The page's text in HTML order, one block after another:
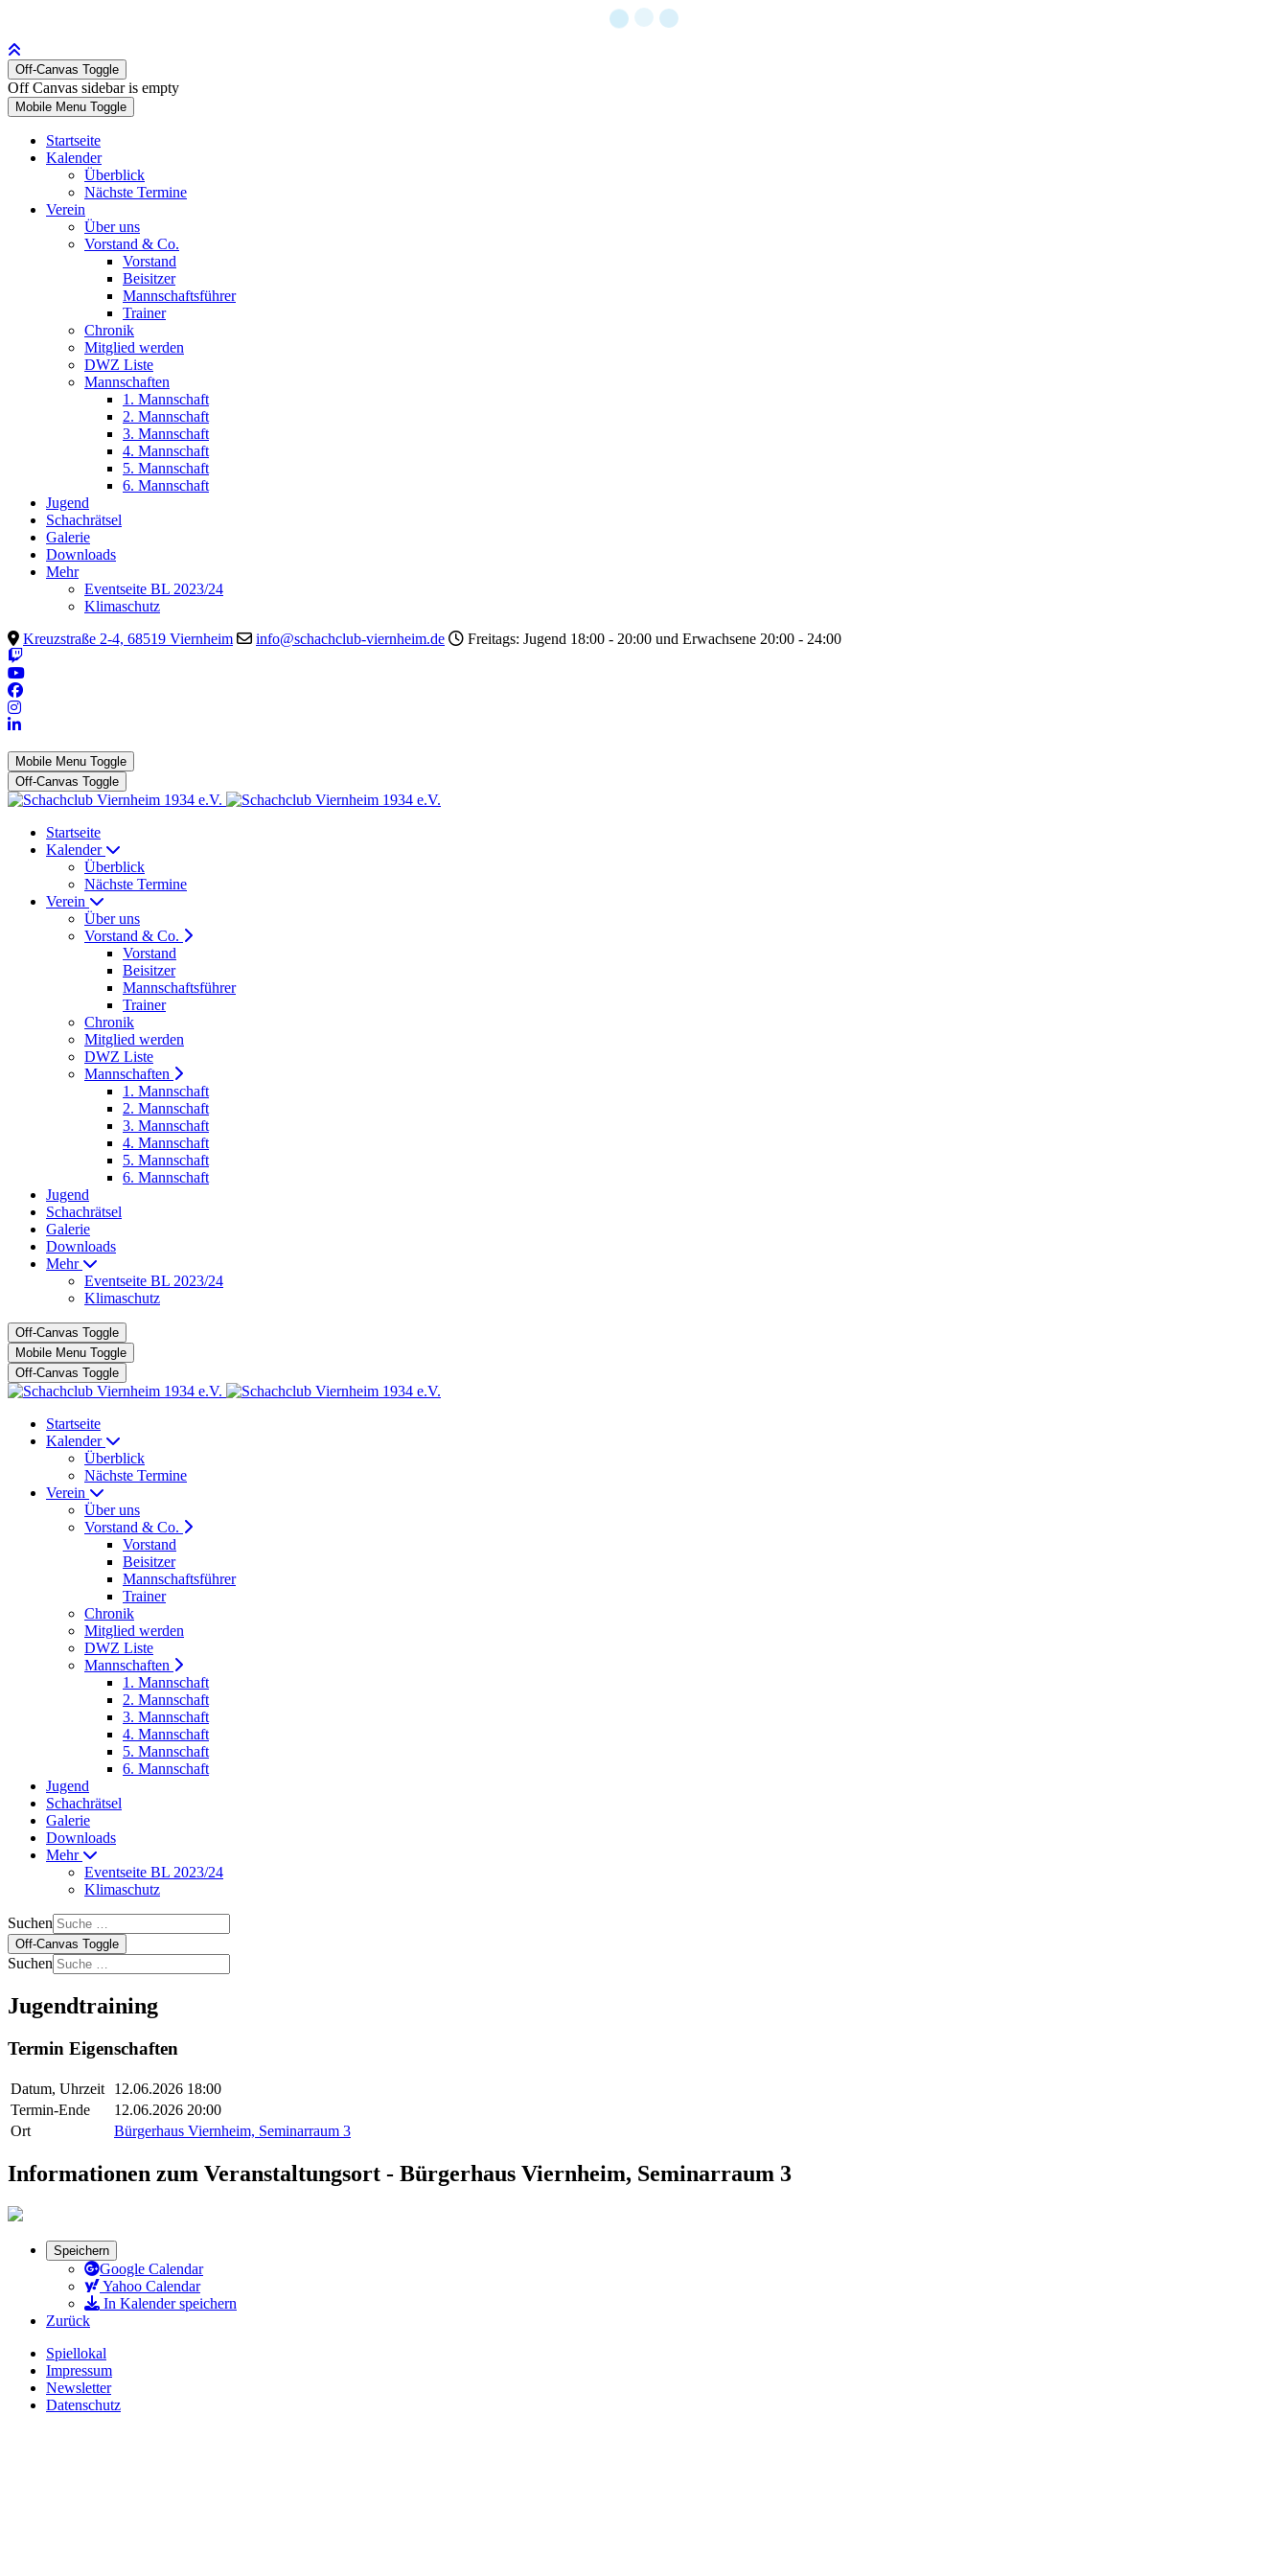
Off-Canvas Toggle
Off Canvas sidebar is empty
Mobile Menu Toggle
Startseite
Kalender
Überblick
Nächste Termine
Verein
Über uns
Vorstand & Co.
Vorstand
Beisitzer
Mannschaftsführer
Trainer
Chronik
Mitglied werden
DWZ Liste
Mannschaften
1. Mannschaft
2. Mannschaft
3. Mannschaft
4. Mannschaft
5. Mannschaft
6. Mannschaft
Jugend
Schachrätsel
Galerie
Downloads
Mehr
Eventseite BL 2023/24
Klimaschutz
Kreuzstraße 2-4, 68519 Viernheim
info@schachclub-viernheim.de Freitags: Jugend 18:00 - 20:00 und Erwachsene 20:00 - 24:00
Mobile Menu Toggle
Off-Canvas Toggle
Startseite
Kalender
Überblick
Nächste Termine
Verein
Über uns
Vorstand & Co.
Vorstand
Beisitzer
Mannschaftsführer
Trainer
Chronik
Mitglied werden
DWZ Liste
Mannschaften
1. Mannschaft
2. Mannschaft
3. Mannschaft
4. Mannschaft
5. Mannschaft
6. Mannschaft
Jugend
Schachrätsel
Galerie
Downloads
Mehr
Eventseite BL 2023/24
Klimaschutz
Off-Canvas Toggle
Mobile Menu Toggle
Off-Canvas Toggle
Startseite
Kalender
Überblick
Nächste Termine
Verein
Über uns
Vorstand & Co.
Vorstand
Beisitzer
Mannschaftsführer
Trainer
Chronik
Mitglied werden
DWZ Liste
Mannschaften
1. Mannschaft
2. Mannschaft
3. Mannschaft
4. Mannschaft
5. Mannschaft
6. Mannschaft
Jugend
Schachrätsel
Galerie
Downloads
Mehr
Eventseite BL 2023/24
Klimaschutz
Suchen
Off-Canvas Toggle
Suchen
Jugendtraining
Termin Eigenschaften
Datum, Uhrzeit
12.06.2026 18:00
Termin-Ende
12.06.2026 20:00
Ort
Bürgerhaus Viernheim, Seminarraum 3
Informationen zum Veranstaltungsort - Bürgerhaus Viernheim, Seminarraum 3
Speichern
Google Calendar
Yahoo Calendar
In Kalender speichern
Zurück
Spiellokal
Impressum
Newsletter
Datenschutz